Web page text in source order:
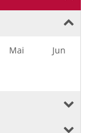
Mai Jun